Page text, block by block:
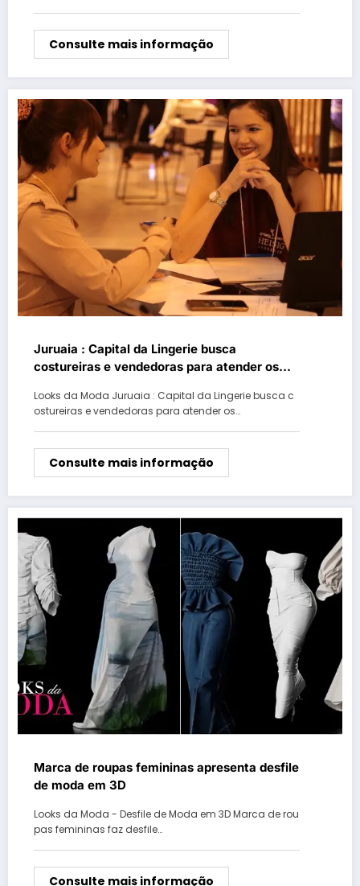
Consulte mais informação
Juruaia : Capital da Lingerie busca
costureiras e vendedoras para atender os
Looks da Moda Juruaia : Capital da Lingerie busca c
ostureiras e vendedoras para atender os…
Consulte mais informação
Marca de roupas femininas apresenta desfile
de moda em 3D
Looks da Moda - Desfile de Moda em 3D Marca de rou
pas femininas faz desfile…
Consulte mais informação